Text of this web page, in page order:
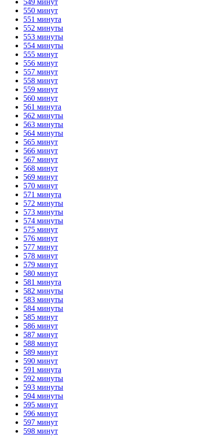
550 минут
551 минута
552 минуты
553 минуты
554 минуты
555 минут
556 минут
557 минут
558 минут
559 минут
560 минут
561 минута
562 минуты
563 минуты
564 минуты
565 минут
566 минут
567 минут
568 минут
569 минут
570 минут
571 минута
572 минуты
573 минуты
574 минуты
575 минут
576 минут
577 минут
578 минут
579 минут
580 минут
581 минута
582 минуты
583 минуты
584 минуты
585 минут
586 минут
587 минут
588 минут
589 минут
590 минут
591 минута
592 минуты
593 минуты
594 минуты
595 минут
596 минут
597 минут
598 минут